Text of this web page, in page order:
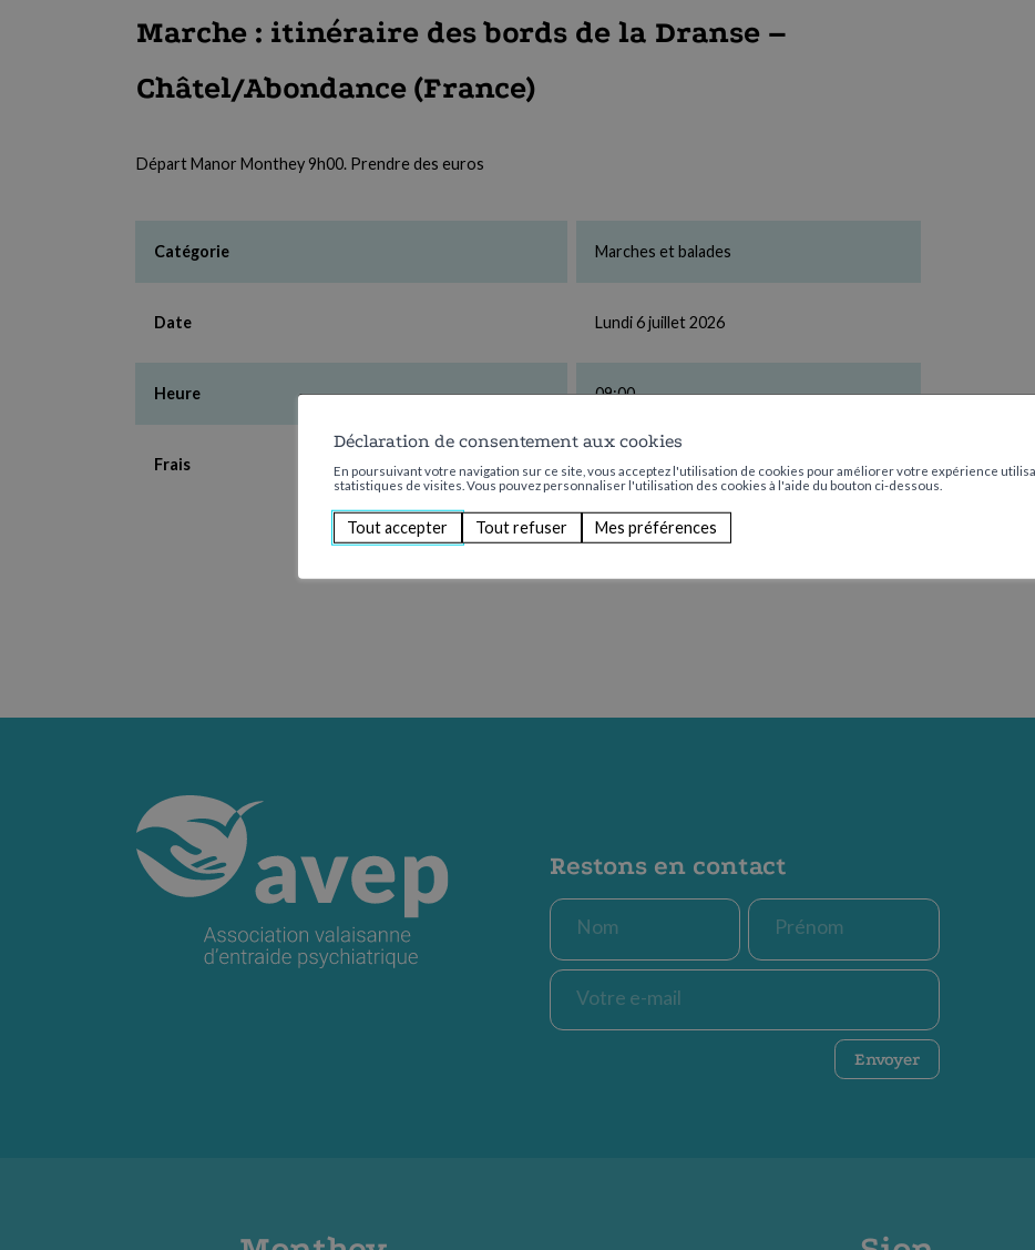
Marche : itinéraire des bords de la Dranse –
Châtel/Abondance (France)
Départ Manor Monthey 9h00. Prendre des euros
Catégorie Marches et balades
Date Lundi 6 juillet 2026
Heure 09:00
Frais
Restons en contact
Nom Prénom
E-
mail
*
Envoyer
Déclaration de consentement aux cookies
En poursuivant votre navigation sur ce site, vous acceptez l'utilisation de cookies pour améliorer votre expérience
statistiques de visites. Vous pouvez personnaliser l'utilisation des cookies à l'aide du bouton ci-dessous.
Tout accepter Tout refuser Mes préférences